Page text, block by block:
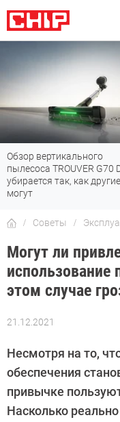
Обзор вертикального
пылесоса TROUVER G70
убирается так, как
могут
Советы
Могут ли
использование
этом случае
21.12.2021
Автор:
Воробьев
Несмотря на то,
обеспечения
привычке
Насколько